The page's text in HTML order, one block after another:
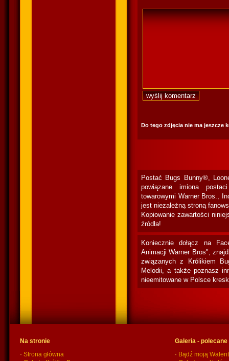
Do tego zdjęcia nie ma jeszcze
Postać Bugs Bunny®,
powiązane imiona
towarowymi Warner Bros.,
jest niezależną stroną
Kopiowanie zawartości
źródła!
Koniecznie dołącz na
Animacji Warner Bros",
związanych z Królikiem
Melodii, a także poznasz
nieemitowane w Polsce
Na stronie
· Strona główna
Galeria -
· Bądź moją